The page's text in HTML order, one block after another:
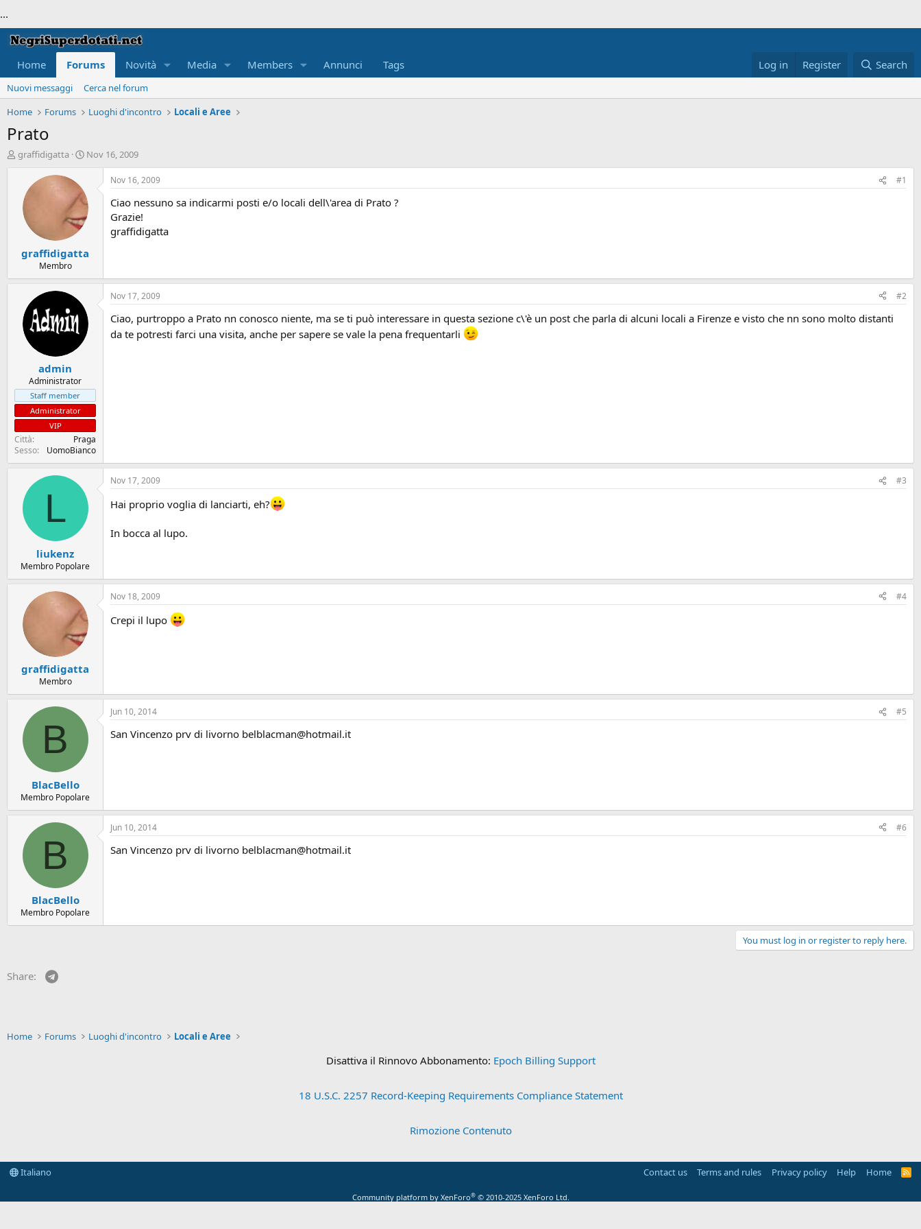
...
Home Forums Novità Media Members Annunci Tags Log in Register Search
Nuovi messaggi
Cerca nel forum
Home
Forums Luoghi d'incontro Locali e Aree
Prato
T
a
t
graffidigatta
S
t
d
e
Nov 16, 2009
graffidigatta
Membro
Nov 16, 2009 #1
Ciao nessuno sa indicarmi posti e/o locali dell\'area di Prato ?
Grazie!
graffidigatta
admin
Administrator
Staff member
Administrator
VIP
Città
Praga
Sesso
UomoBianco
Nov 17, 2009 #2
Ciao, purtroppo a Prato nn conosco niente, ma se ti può interessare in questa sezione c\'è un post che parla di alcuni locali a Firenze e visto che nn sono molto distanti
da te potresti farci una visita, anche per sapere se vale la pena frequentarli
L
liukenz
Membro Popolare
Nov 17, 2009 #3
Hai proprio voglia di lanciarti, eh?
In bocca al lupo.
graffidigatta
Membro
Nov 18, 2009 #4
Crepi il lupo
B
BlacBello
Membro Popolare
Jun 10, 2014 #5
San Vincenzo prv di livorno belblacman@hotmail.it
B
BlacBello
Membro Popolare
Jun 10, 2014 #6
San Vincenzo prv di livorno belblacman@hotmail.it
You must log in or register to reply here.
Share:
Home Forums Luoghi d'incontro Locali e Aree
Disattiva il Rinnovo Abbonamento: Epoch Billing Support
18 U.S.C. 2257 Record-Keeping Requirements Compliance Statement
Rimozione Contenuto
Italiano Contact us Terms and rules Privacy policy Help Home
R
Community platform by XenForo® © 2010-2025 XenForo Ltd.